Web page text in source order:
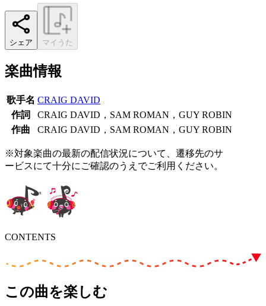
シェア マイうた
楽曲情報
歌手名 CRAIG DAVID
作詞
CRAIG DAVID，SAM ROMAN，GUY ROBIN
作曲
CRAIG DAVID，SAM ROMAN，GUY ROBIN
※対象楽曲の最新の配信状況について、遷移先のサ
ービスにて十分にご確認のうえでご利用ください。
CONTENTS
この曲を楽しむ